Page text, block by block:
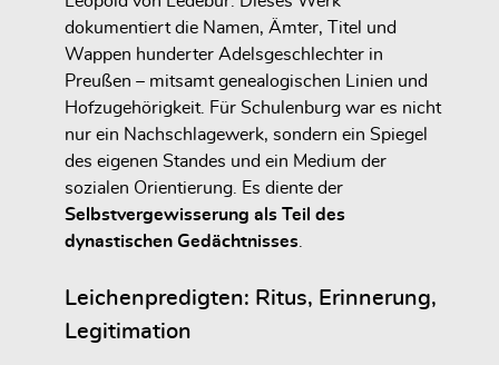
dokumentiert die Namen, Ämter, Titel und
Wappen hunderter Adelsgeschlechter in
Preußen – mitsamt genealogischen Linien und
Hofzugehörigkeit. Für Schulenburg war es nicht
nur ein Nachschlagewerk, sondern ein Spiegel
des eigenen Standes und ein Medium der
sozialen Orientierung. Es diente der
Selbstvergewisserung als Teil des
dynastischen Gedächtnisses.
Leichenpredigten: Ritus, Erinnerung,
Legitimation